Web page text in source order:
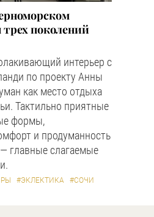
поколений
интерьер с
по проекту Анны
как место отдыха
Тактильно приятные
формы,
и продуманность
главные слагаемые
#ЭКЛЕКТИКА #СОЧИ